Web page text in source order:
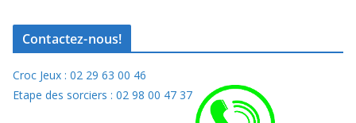
Contactez-nous!
Croc Jeux : 02 29 63 00 46
Etape des sorciers : 02 98 00 47 37